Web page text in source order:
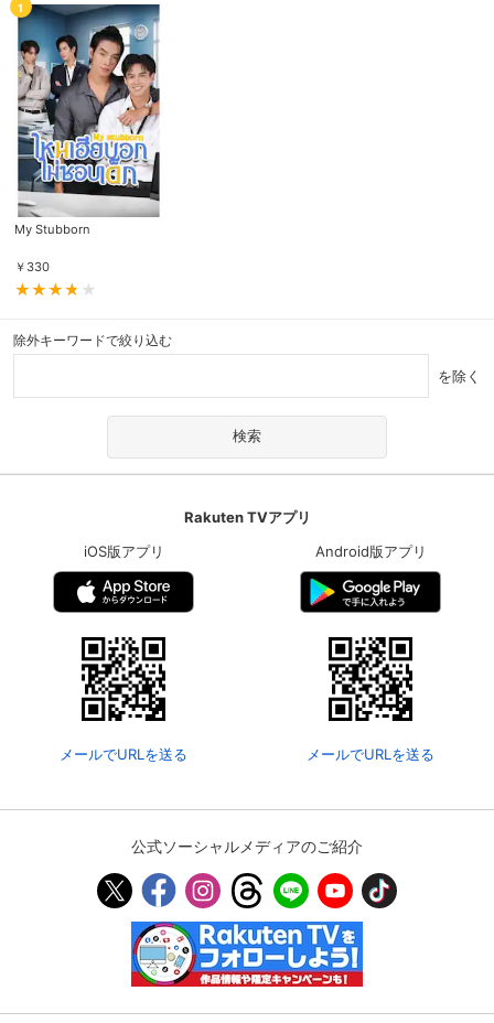
1
My Stubborn
￥ 330
除外キーワードで絞り込む
を除く
Rakuten TVアプリ
iOS版アプリ
メールでURLを送る
Android版アプリ
メールでURLを送る
公式ソーシャルメディアのご紹介